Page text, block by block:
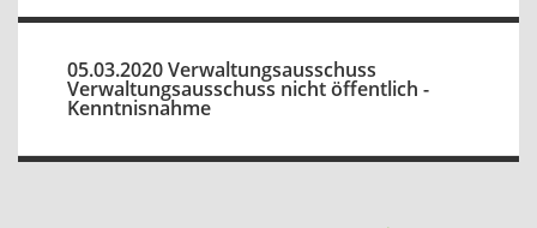
05.03.2020 Verwaltungsausschuss
Verwaltungsausschuss nicht öffentlich -
Kenntnisnahme